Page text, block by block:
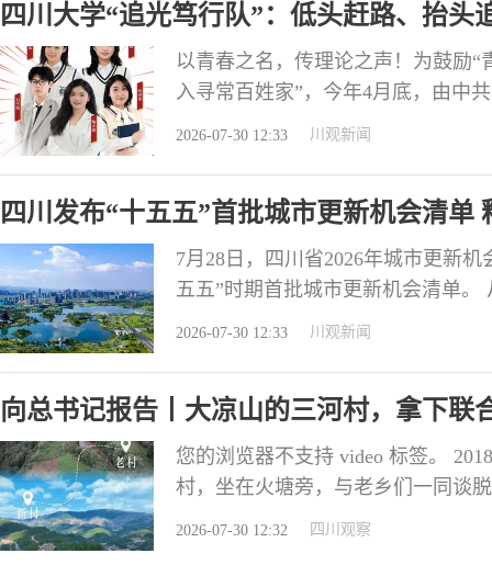
四川大学“追光笃行队”：低头赶路、抬
以青春之名，传理论之声！为鼓励
入寻常百姓家”，今年4月底，由中
川日报社联合组织的“青年思享者
大学“
2026-07-30 12:33 川观新闻
四川发布“十五五”首批城市更新机会清单
7月28日，四川省2026年城市更新
五五”时期首批城市更新机会清单。
元，覆盖老旧小区改造、基础设施
2026-07-30 12:33 川观新闻
向总书记报告丨大凉山的三河村，拿下联
您的浏览器不支持 video 标签。
村，坐在火塘旁，与老乡们一同谈
个村落在今年5月成功获评联合国
2026-07-30 12:32 四川观察